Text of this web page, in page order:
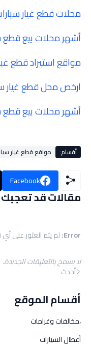
محلات قطع غيار
أشهر محلات بيع قطع
مواقع استيراد قطع
ارخص محل قطع غيار
أشهر محلات بيع قطع
أقسام: مواقع قطع غيار
Facebook
مقالات قد تعجبك
Error: لم يتم العثور على أي
لا يسمح بالتعليقات الجديدة.
أحدث
أقسام الموقع
،مخالفات وغرامات
أعطال السيارات